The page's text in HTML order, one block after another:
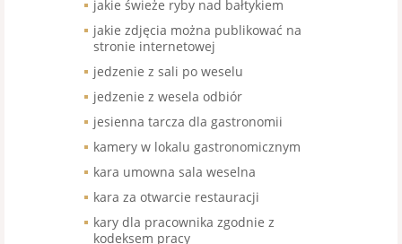
jakie świeże ryby nad bałtykiem
jakie zdjęcia można publikować na
stronie internetowej
jedzenie z sali po weselu
jedzenie z wesela odbiór
jesienna tarcza dla gastronomii
kamery w lokalu gastronomicznym
kara umowna sala weselna
kara za otwarcie restauracji
kary dla pracownika zgodnie z
kodeksem pracy